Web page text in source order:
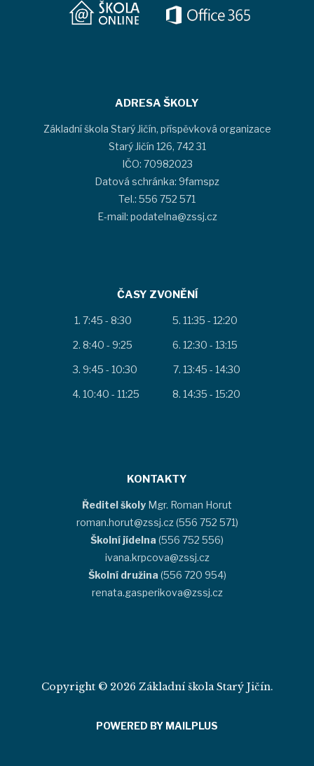
ADRESA ŠKOLY
Základní škola Starý Jičín, příspěvková organizace
Starý Jičín 126, 742 31
IČO: 70982023
Datová schránka: 9famspz
Tel.: 556 752 571
E-mail: podatelna@zssj.cz
ČASY ZVONĚNÍ
7:45 - 8:30
8:40 - 9:25
9:45 - 10:30
10:40 - 11:25
11:35 - 12:20
12:30 - 13:15
13:45 - 14:30
14:35 - 15:20
KONTAKTY
Ředitel školy Mgr. Roman Horut
roman.horut@zssj.cz (556 752 571)
Školní jídelna (556 752 556)
ivana.krpcova@zssj.cz
Školní družina (556 720 954)
renata.gasperikova@zssj.cz
Copyright © 2026 Základní škola Starý Jičín.
POWERED BY MAILPLUS